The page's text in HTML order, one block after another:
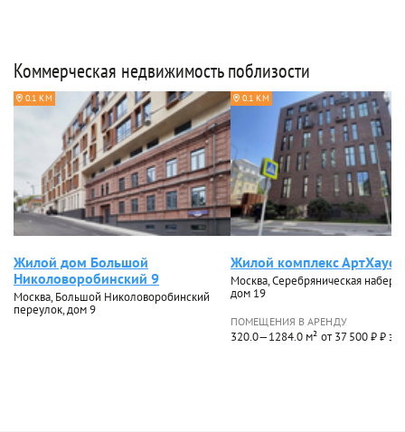
Коммерческая недвижимость поблизости
0.1 КМ
Жилой дом Большой
Николоворобинский 9
Москва, Большой Николоворобинский
переулок, дом 9
0.1 КМ
Жилой комплекс АртХаус
Москва, Серебряническая
дом 19
ПОМЕЩЕНИЯ В АРЕНДУ
320.0—1284.0 м² от 37 500 ₽ ₽ за